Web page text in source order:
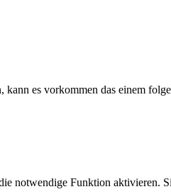
es vorkommen das einem
notwendige Funktion aktivieren.